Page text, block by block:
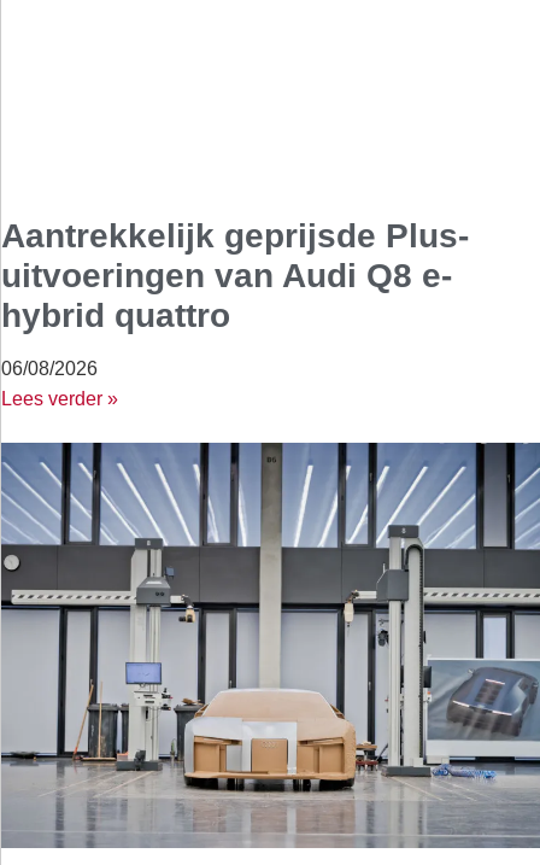
Aantrekkelijk geprijsde Plus-
uitvoeringen van Audi Q8 e-
hybrid quattro
06/08/2026
Lees verder »